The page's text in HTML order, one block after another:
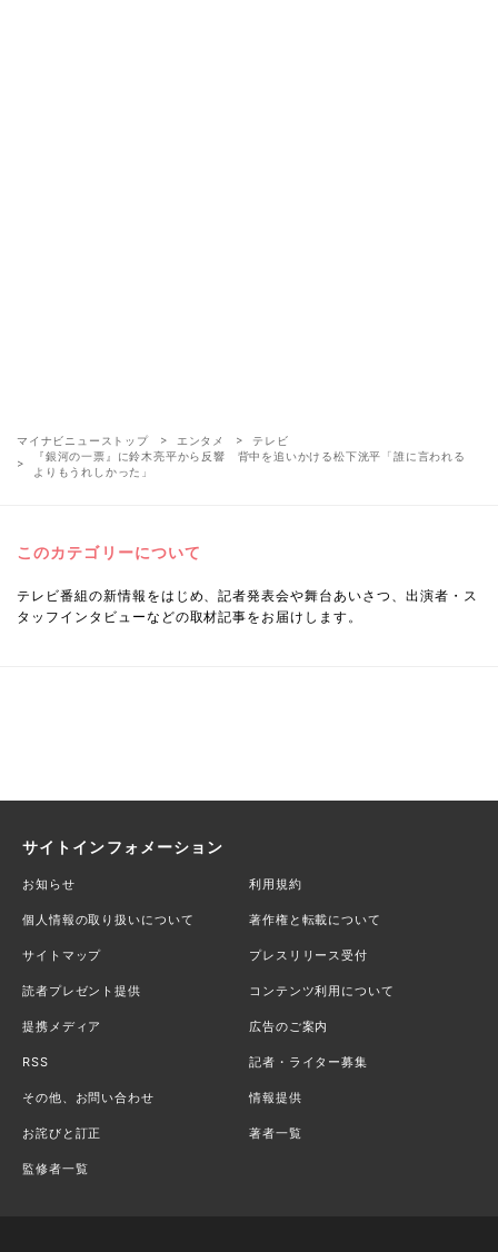
マイナビニューストップ エンタメ
テレビ
『銀河の一票』に鈴木亮平から反響 背中を追いかける松下洸平「誰に言われる
よりもうれしかった」
このカテゴリーについて
テレビ番組の新情報をはじめ、記者発表会や舞台あいさつ、出演者・ス
タッフインタビューなどの取材記事をお届けします。
サイトインフォメーション
お知らせ 利用規約
個人情報の取り扱いについて 著作権と転載について
サイトマップ プレスリリース受付
読者プレゼント提供 コンテンツ利用について
提携メディア 広告のご案内
RSS 記者・ライター募集
その他、お問い合わせ 情報提供
お詫びと訂正 著者一覧
監修者一覧